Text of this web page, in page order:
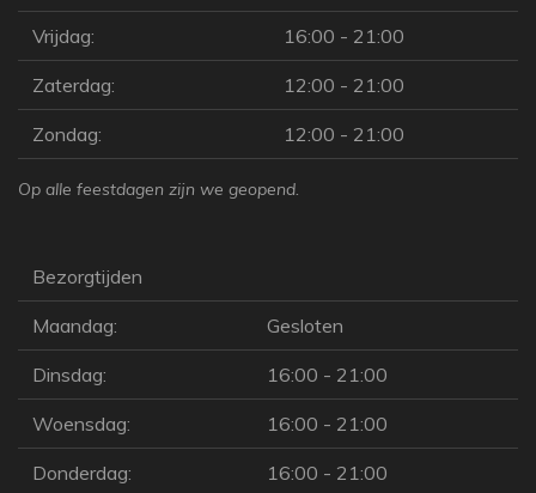
Vrijdag: 16:00 - 21:00
Zaterdag: 12:00 - 21:00
Zondag: 12:00 - 21:00
Op alle feestdagen zijn we geopend.
Bezorgtijden
Maandag: Gesloten
Dinsdag: 16:00 - 21:00
Woensdag: 16:00 - 21:00
Donderdag: 16:00 - 21:00